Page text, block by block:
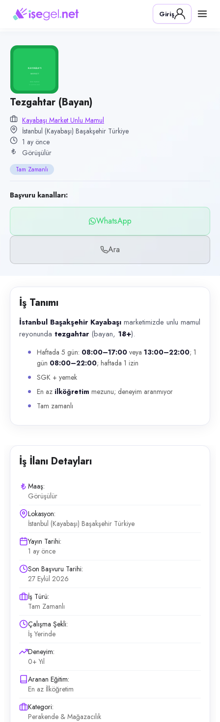
Pozisyon
Tezgahtar (Bayan)
Kayabaşı Market Unlu Mamul
Kategori
Perakende & Mağazacılık
Konum
Başakşehir, İstanbul (Kayabaşı)
Çalışma şekli
Tam Zamanlı
Yayın tarihi
10 Haziran 2026
Son geçerlilik
27 Eylül 2026
WhatsApp, Telefon
İlan açıklaması
Giriş
Tezgahtar (Bayan)
Kayabaşı Market Unlu Mamul
İstanbul (Kayabaşı) Başakşehir Türkiye
1 ay önce
Görüşülür
Tam Zamanlı
Başvuru kanalları:
WhatsApp
Ara
İş Tanımı
İstanbul Başakşehir Kayabaşı marketimizde unlu mamul
reyonunda tezgahtar(bayan, 18+).
Haftada 5 gün: 08:00–17:00 veya 13:00–22:00; 1
gün 08:00–22:00; haftada 1 izin
SGK + yemek
En az ilköğretim mezunu; deneyim aranmıyor
Tam zamanlı
İş İlanı Detayları
Maaş:
Görüşülür
Lokasyon:
İstanbul (Kayabaşı) Başakşehir Türkiye
Yayın Tarihi:
1 ay önce
Son Başvuru Tarihi:
27 Eylül 2026
İş Türü:
Tam Zamanlı
Çalışma Şekli:
İş Yerinde
Deneyim:
0+ Yıl
Aranan Eğitim:
En az İlköğretim
Kategori:
Perakende & Mağazacılık